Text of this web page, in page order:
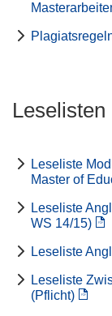
Leselisten
Leseliste
Master of
Leseliste
WS 14/15)
Leseliste
Leseliste
(Pflicht)